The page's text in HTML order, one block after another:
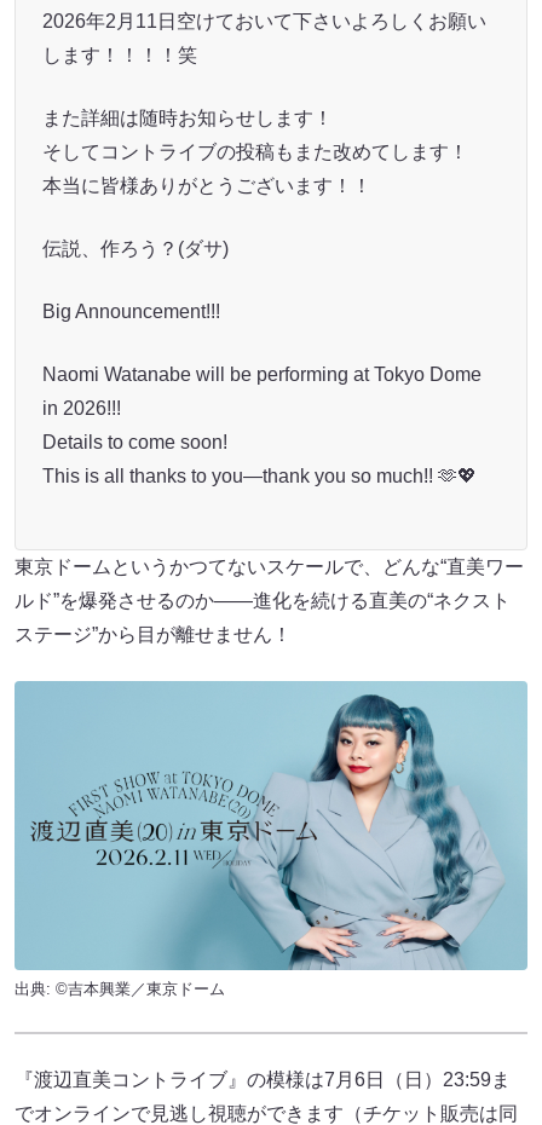
2026年2月11日空けておいて下さいよろしくお願い
します！！！！笑
また詳細は随時お知らせします！
そしてコントライブの投稿もまた改めてします！
本当に皆様ありがとうございます！！
伝説、作ろう？(ダサ)
Big Announcement!!!
Naomi Watanabe will be performing at Tokyo Dome
in 2026!!!
Details to come soon!
This is all thanks to you—thank you so much!! 🫶💖
東京ドームというかつてないスケールで、どんな“直美ワー
ルド”を爆発させるのか――進化を続ける直美の“ネクスト
ステージ”から目が離せません！
出典: ©吉本興業／東京ドーム
『渡辺直美コントライブ』の模様は7月6日（日）23:59ま
でオンラインで見逃し視聴ができます（チケット販売は同